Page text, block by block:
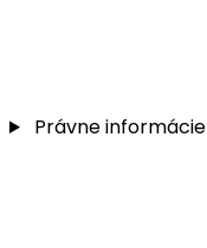
Právne informácie